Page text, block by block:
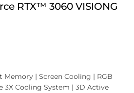
RTX™ 3060 VISIONG
Memory | Screen Cooling | RGB
3X Cooling System | 3D Active